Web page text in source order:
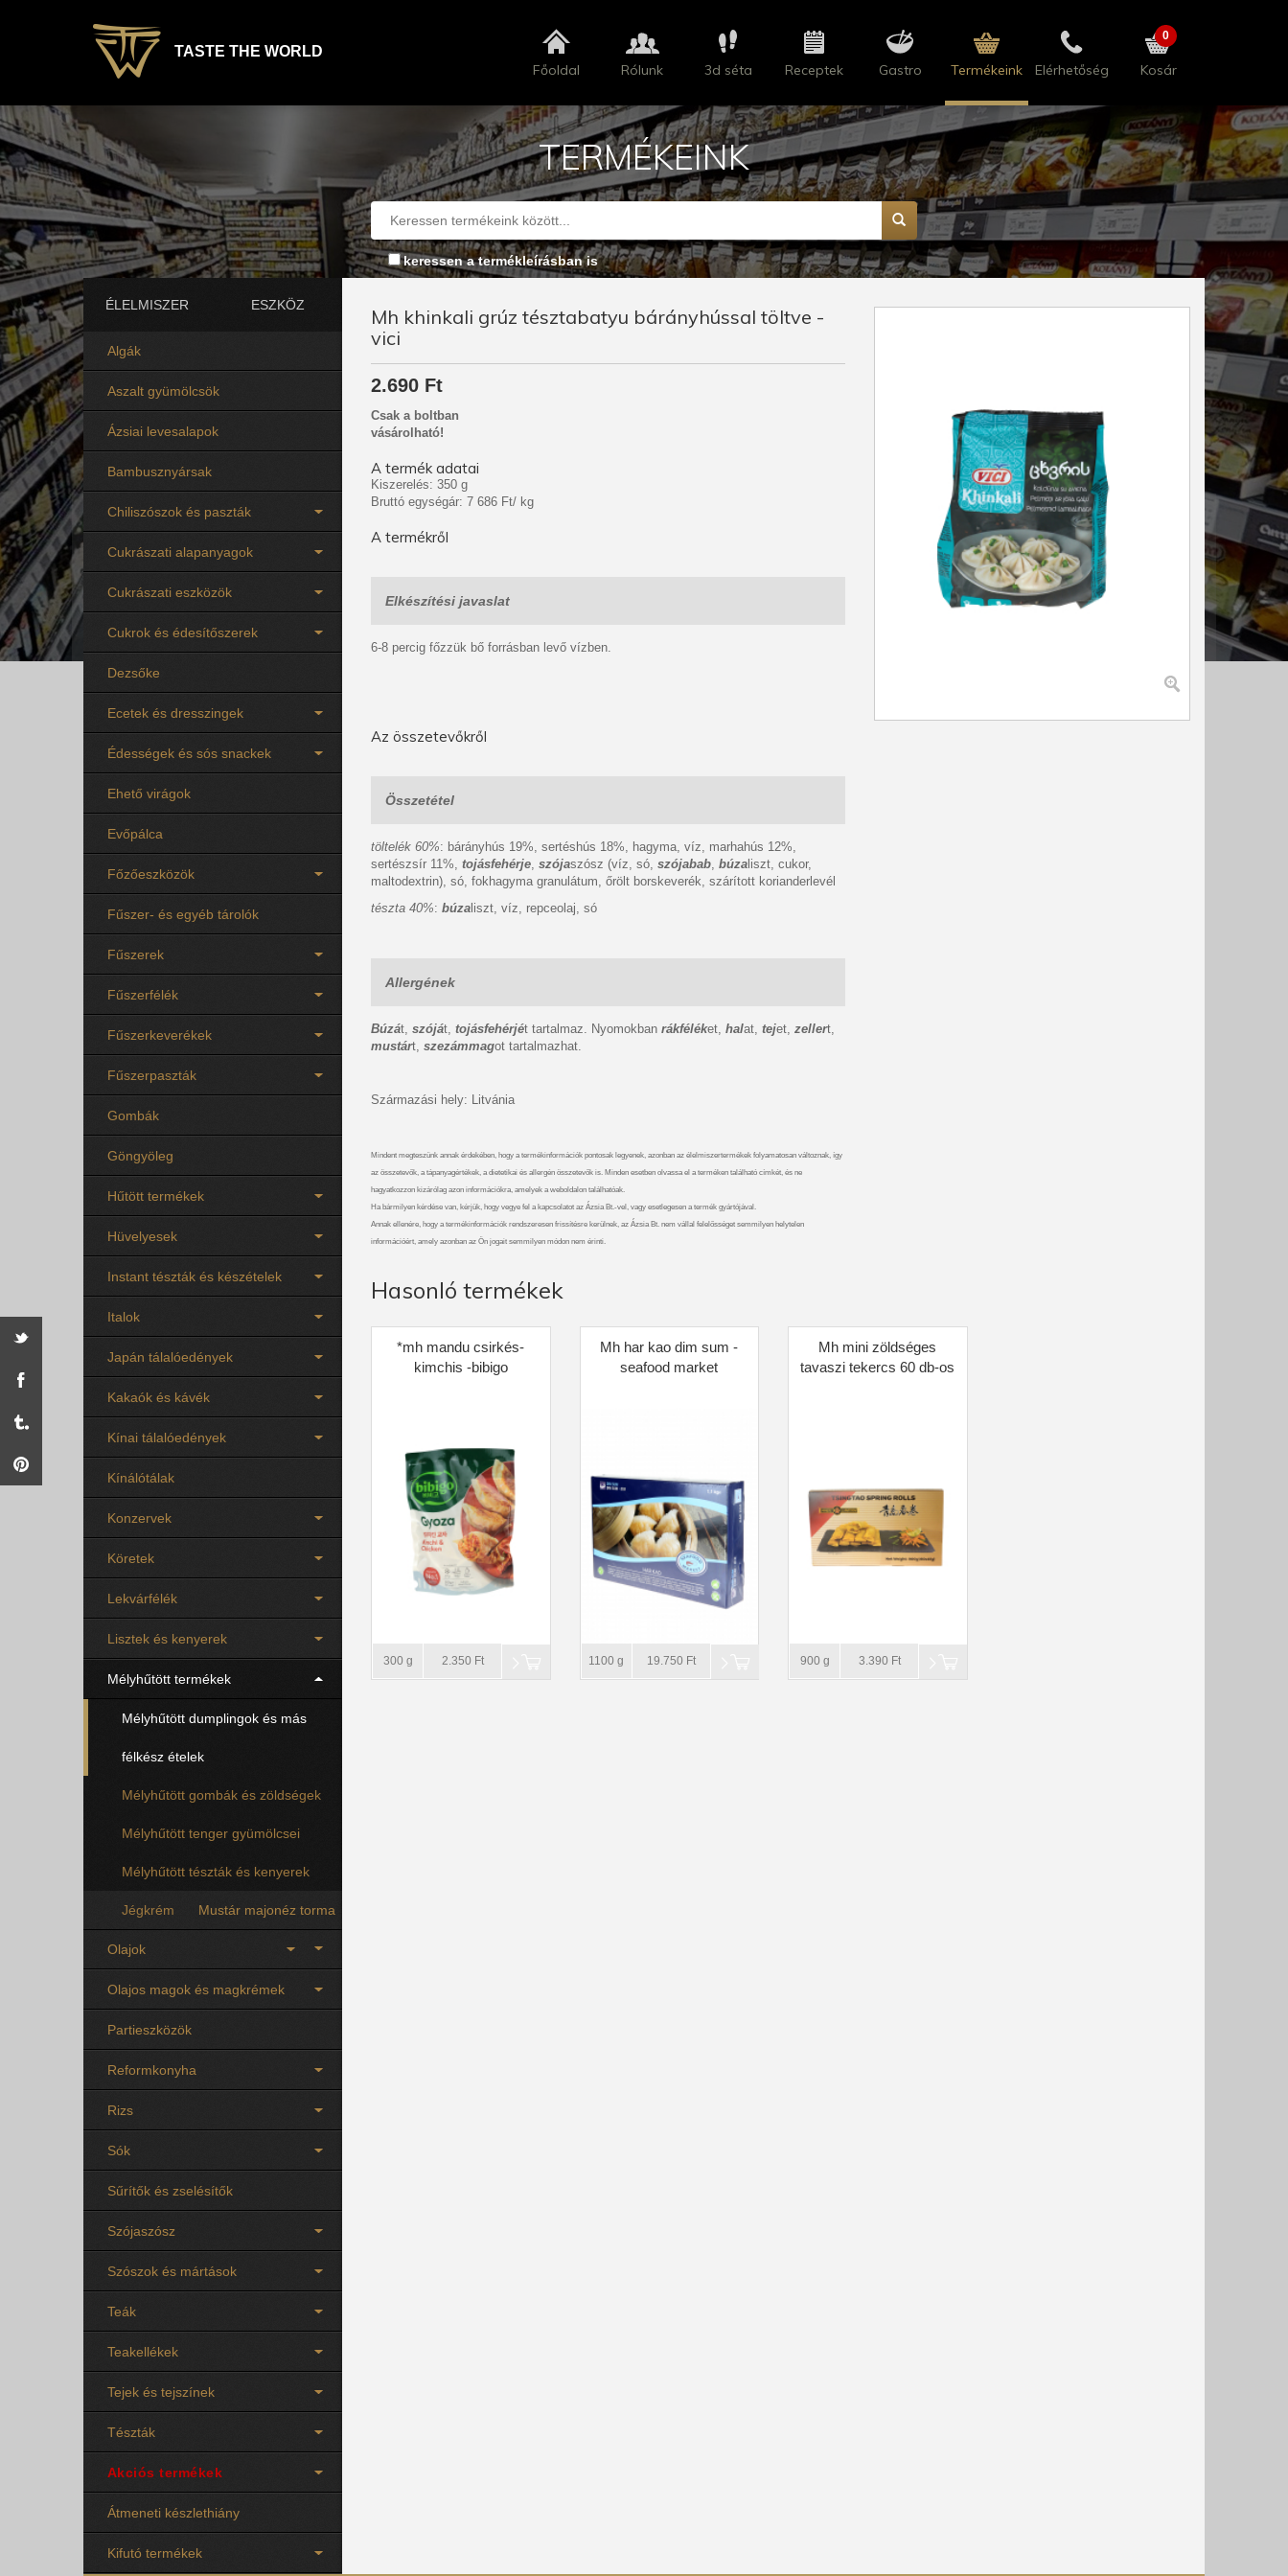
TASTE THE WORLD
Főoldal Rólunk 3d séta Receptek Gastro Termékeink Elérhetőség Kosár
0
TERMÉKEINK
keressen a termékleírásban is
ÉLELMISZER ESZKÖZ
Algák
Aszalt gyümölcsök
Ázsiai levesalapok
Bambusznyársak
Chiliszószok és paszták
Cukrászati alapanyagok
Cukrászati eszközök
Cukrok és édesítőszerek
Dezsőke
Ecetek és dresszingek
Édességek és sós snackek
Ehető virágok
Evőpálca
Főzőeszközök
Fűszer- és egyéb tárolók
Fűszerek
Fűszerfélék
Fűszerkeverékek
Fűszerpaszták
Gombák
Göngyöleg
Hűtött termékek
Hüvelyesek
Instant tészták és készételek
Italok
Japán tálalóedények
Kakaók és kávék
Kínai tálalóedények
Kínálótálak
Konzervek
Köretek
Lekvárfélék
Lisztek és kenyerek
Mélyhűtött termékek
Mélyhűtött dumplingok és más
félkész ételek
Mélyhűtött gombák és zöldségek
Mélyhűtött tenger gyümölcsei
Mélyhűtött tészták és kenyerek
Jégkrém Mustár majonéz torma
Olajok
Olajos magok és magkrémek
Partieszközök
Reformkonyha
Rizs
Sók
Sűrítők és zselésítők
Szójaszósz
Szószok és mártások
Teák
Teakellékek
Tejek és tejszínek
Tészták
Akciós termékek
Átmeneti készlethiány
Kifutó termékek
Mh khinkali grúz tésztabatyu bárányhússal töltve -
vici
2.690 Ft
Csak a boltban
vásárolható!
A termék adatai
Kiszerelés: 350 g
Bruttó egységár: 7 686 Ft/ kg
A termékről
Elkészítési javaslat
6-8 percig főzzük bő forrásban levő vízben.
Az összetevőkről
Összetétel
töltelék 60%: bárányhús 19%, sertéshús 18%, hagyma, víz, marhahús 12%,
sertészsír 11%, tojásfehérje, szójaszósz (víz, só, szójabab, búza liszt, cukor,
maltodextrin), só, fokhagyma granulátum, őrölt borskeverék, szárított korianderlevél
tészta 40%: búza liszt, víz, repceolaj, só
Allergének
Búzát, szóját, tojásfehérjét tartalmaz. Nyomokban rákféléket, halat, tejet, zellert,
mustárt, szezámmagot tartalmazhat.
Származási hely: Litvánia
Mindent megteszünk annak érdekében, hogy a termékinformációk pontosak legyenek, azonban az élelmiszertermékek folyamatosan változnak, így
az összetevők, a tápanyagértékek, a dietetikai és allergén összetevők is. Minden esetben olvassa el a terméken található címkét, és ne
hagyatkozzon kizárólag azon információkra, amelyek a weboldalon találhatóak.
Ha bármilyen kérdése van, kérjük, hogy vegye fel a kapcsolatot az Ázsia Bt.-vel, vagy esetlegesen a termék gyártójával.
Annak ellenére, hogy a termékinformációk rendszeresen frissítésre kerülnek, az Ázsia Bt. nem vállal felelősséget semmilyen helytelen
információért, amely azonban az Ön jogait semmilyen módon nem érinti.
Hasonló termékek
*mh mandu csirkés-
kimchis -bibigo
300 g 2.350 Ft
Mh har kao dim sum -
seafood market
1100 g 19.750 Ft
Mh mini zöldséges
tavaszi tekercs 60 db-os
900 g 3.390 Ft